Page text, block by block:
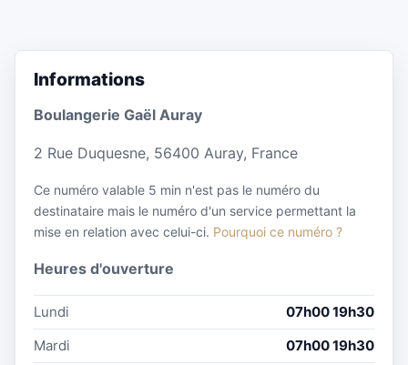
Informations
Boulangerie Gaël Auray
2 Rue Duquesne, 56400 Auray, France
Ce numéro valable 5 min n'est pas le numéro du
destinataire mais le numéro d'un service permettant la
mise en relation avec celui-ci. Pourquoi ce numéro ?
Heures d'ouverture
Lundi
07h00 19h30
Mardi
07h00 19h30